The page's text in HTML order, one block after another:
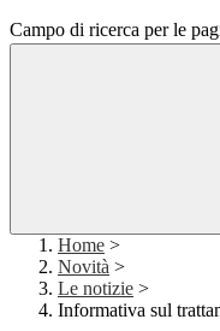
Campo di ricerca per le
Home >
Novità >
Le notizie >
Informativa sul